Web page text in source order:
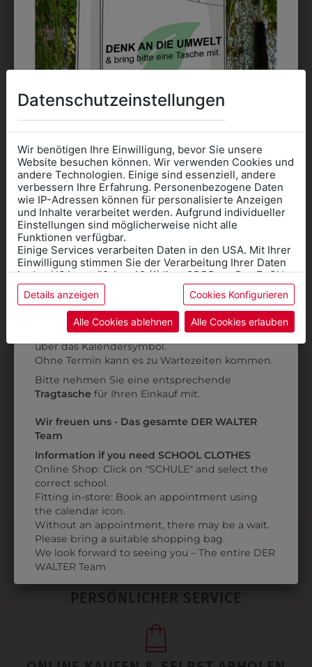
361000039
KOCHKNÖPFE
€ 3,90
359506400050
DREIECKSTUCH
€ 28,90
ZULETZT ANGESEHEN
371286
KOCHKNOPF
MOTIV
€ 9,90
PERSÖNLICHER SERVICE
Datenschutzeinstellungen
Wir benötigen Ihre Einwilligung, bevor Sie unsere
Website besuchen können. Wir verwenden Cookies und
andere Technologien. Einige sind essenziell, andere
verbessern Ihre Erfahrung. Personenbezogene Daten
wie IP-Adressen können für personalisierte Anzeigen
und Inhalte verarbeitet werden. Aufgrund individueller
Einstellungen sind möglicherweise nicht alle
Funktionen verfügbar.
Einige Services verarbeiten Daten in den USA. Mit Ihrer
Einwilligung stimmen Sie der Verarbeitung Ihrer Daten
in den USA gemäß Art. 49 (1) lit. a GDPR zu. Der EuGH
stuft die USA als Land mit unzureichendem Datenschutz
ein, und es besteht das Risiko, dass US-Behörden
Daten ohne Klagemöglichkeit für Europäer überwachen.
Datenschutzerklärungbzw. im
Details anzeigen Cookies Konfigurieren
Alle Cookies ablehnen Alle Cookies erlauben
Informationen wenn Sie
Kleidung
für die SCHULE
benötigen
Online Shop: Klick auf SCHULE in der
Kategorie und die richtige Schule auswählen.
AnprobeVorort im Geschäft: Termin buchen
über das Kalendersymbol.
Ohne Termin kann es zu Wartezeiten kommen.
Bitte nehmen Sie eine entsprechende
Tragtasche für Ihren Einkauf mit.
Wir freuen uns - Das gesamte DER WALTER
Team
Information if you need SCHOOL CLOTHES
Online Shop: Click on "SCHULE" and select the
correct school.
Fitting in-store: Book an appointment using
the calendar icon.
Without an appointment, there may be a wait.
Please bring a suitable shopping bag.
We look forward to seeing you – The entire DER
WALTER Team